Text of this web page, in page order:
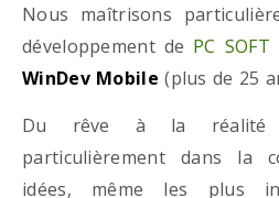
Nous maîtrisons
développement de PC SOFT
WinDev Mobile (plus de 25
Du rêve à la réalité
particulièrement dans la
idées, même les plus